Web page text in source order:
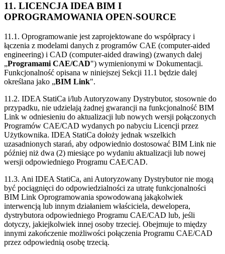
11. LICENCJA IDEA BIM I
OPROGRAMOWANIA OPEN-SOURCE
11.1. Oprogramowanie jest zaprojektowane do współpracy i
łączenia z modelami danych z programów CAE (computer-aided
engineering) i CAD (computer-aided drawing) (zwanych dalej
„Programami CAE/CAD") wymienionymi w Dokumentacji.
Funkcjonalność opisana w niniejszej Sekcji 11.1 będzie dalej
określana jako „BIM Link".
11.2. IDEA StatiCa i/lub Autoryzowany Dystrybutor, stosownie do
przypadku, nie udzielają żadnej gwarancji na funkcjonalność BIM
Link w odniesieniu do aktualizacji lub nowych wersji połączonych
Programów CAE/CAD wydanych po nabyciu Licencji przez
Użytkownika. IDEA StatiCa dołoży jednak wszelkich
uzasadnionych starań, aby odpowiednio dostosować BIM Link nie
później niż dwa (2) miesiące po wydaniu aktualizacji lub nowej
wersji odpowiedniego Programu CAE/CAD.
11.3. Ani IDEA StatiCa, ani Autoryzowany Dystrybutor nie mogą
być pociągnięci do odpowiedzialności za utratę funkcjonalności
BIM Link Oprogramowania spowodowaną jakąkolwiek
interwencją lub innym działaniem właściciela, dewelopera,
dystrybutora odpowiedniego Programu CAE/CAD lub, jeśli
dotyczy, jakiejkolwiek innej osoby trzeciej. Obejmuje to między
innymi zakończenie możliwości połączenia Programu CAE/CAD
przez odpowiednią osobę trzecią.